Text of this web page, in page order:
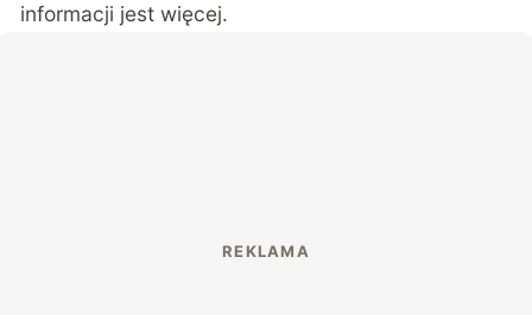
informacji jest więcej.